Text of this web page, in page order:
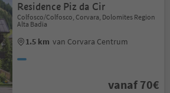
Residence Piz da Cir
Colfosco/Colfosco, Corvara, Dolomites Region
Alta Badia
1.5 km van Corvara Centrum
vanaf 70€